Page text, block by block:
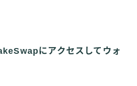
にアクセスしてウォ